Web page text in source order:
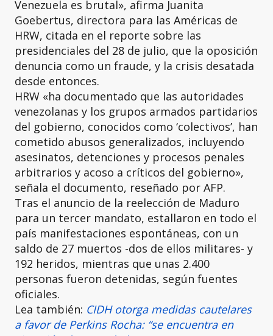
Venezuela es brutal», afirma Juanita
Goebertus, directora para las Américas de
HRW, citada en el reporte sobre las
presidenciales del 28 de julio, que la oposición
denuncia como un fraude, y la crisis desatada
desde entonces.
HRW «ha documentado que las autoridades
venezolanas y los grupos armados partidarios
del gobierno, conocidos como ‘colectivos’, han
cometido abusos generalizados, incluyendo
asesinatos, detenciones y procesos penales
arbitrarios y acoso a críticos del gobierno»,
señala el documento, reseñado por AFP.
Tras el anuncio de la reelección de Maduro
para un tercer mandato, estallaron en todo el
país manifestaciones espontáneas, con un
saldo de 27 muertos -dos de ellos militares- y
192 heridos, mientras que unas 2.400
personas fueron detenidas, según fuentes
oficiales.
Lea también: CIDH otorga medidas cautelares
a favor de Perkins Rocha: “se encuentra en